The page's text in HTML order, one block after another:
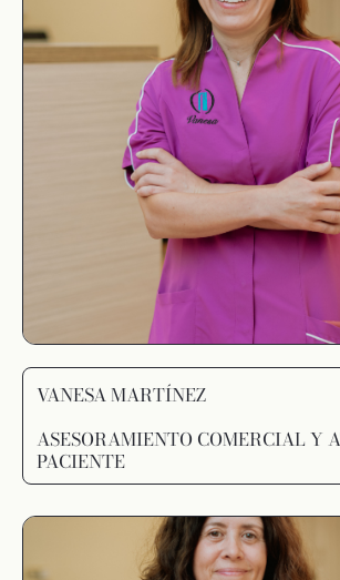
VANESA MARTÍNEZ
ASESORAMIENTO COMERCIAL Y
PACIENTE